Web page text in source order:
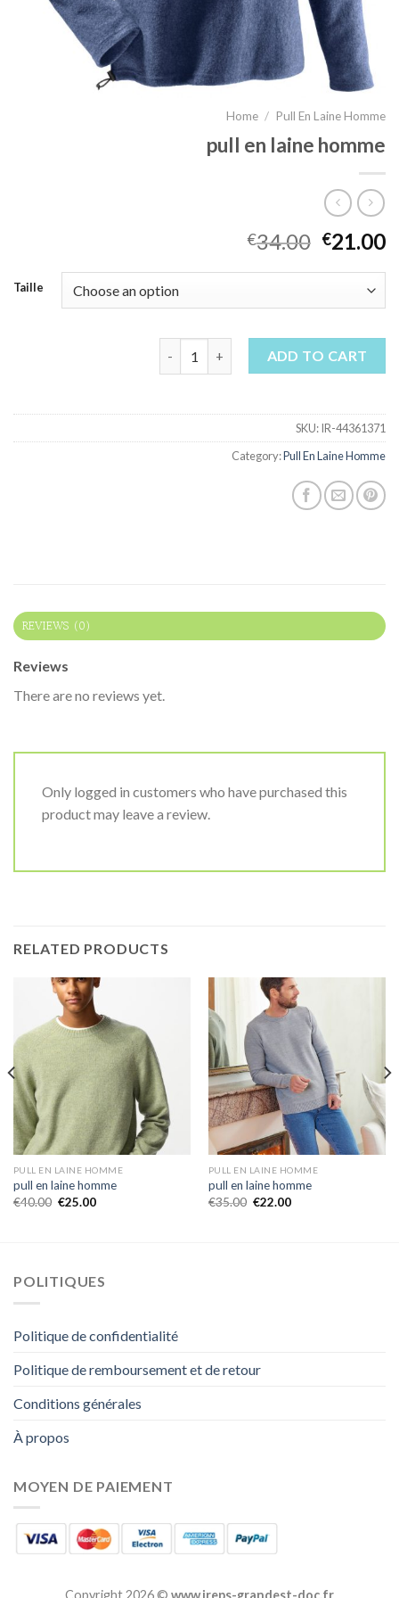
Home / Pull En Laine Homme
pull en laine homme
€34.00 €21.00
Taille
pull en laine homme quantity
ADD TO CART
SKU:IR-44361371
Category:Pull En Laine Homme
REVIEWS (0)
Reviews
There are no reviews yet.
Only logged in customers who have purchased this
product may leave a review.
RELATED PRODUCTS
PULL EN LAINE HOMME
pull en laine homme
€40.00 €25.00
PULL EN LAINE HOMME
pull en laine homme
€35.00 €22.00
POLITIQUES
Politique de confidentialité
Politique de remboursement et de retour
Conditions générales
À propos
MOYEN DE PAIEMENT